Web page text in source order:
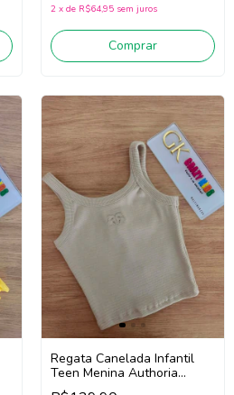
2 x de R$64,95 sem juros
Comprar
Regata Canelada Infantil
Teen Menina Authoria
R5953 (Bege)